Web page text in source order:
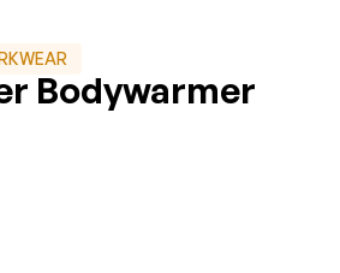
Bodywarmer